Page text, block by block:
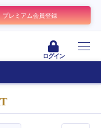
プレミアム会員登録
ログイン